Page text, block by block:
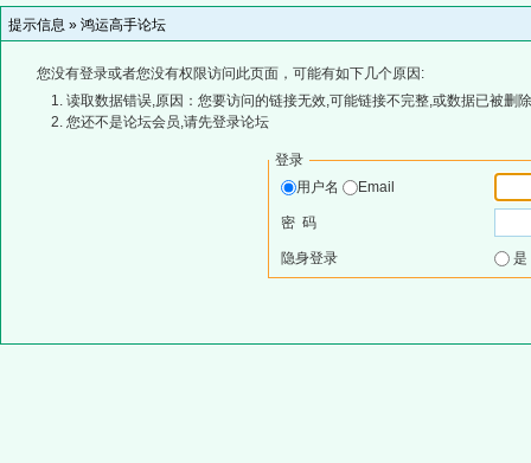
提示信息 » 鸿运高手论坛
您没有登录或者您没有权限访问此页面，可能有如下几个原因:
读取数据错误,原因：您要访问的链接无效,可能链接不完整,或数据已被删
您还不是论坛会员,请先登录论坛
登录
用户名
Email
密 码
隐身登录